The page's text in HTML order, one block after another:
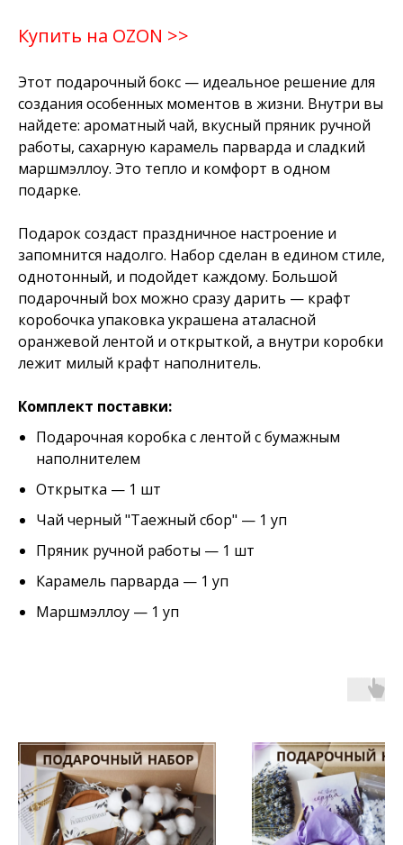
Купить на OZON >>
Этот подарочный бокс — идеальное решение для
создания особенных моментов в жизни. Внутри вы
найдете: ароматный чай, вкусный пряник ручной
работы, сахарную карамель парварда и сладкий
маршмэллоу. Это тепло и комфорт в одном
подарке.
Подарок создаст праздничное настроение и
запомнится надолго. Набор сделан в едином стиле,
однотонный, и подойдет каждому. Большой
подарочный box можно сразу дарить — крафт
коробочка упаковка украшена аталасной
оранжевой лентой и открыткой, а внутри коробки
лежит милый крафт наполнитель.
Комплект поставки:
Подарочная коробка с лентой с бумажным
наполнителем
Открытка — 1 шт
Чай черный "Таежный сбор" — 1 уп
Пряник ручной работы — 1 шт
Карамель парварда — 1 уп
Маршмэллоу — 1 уп